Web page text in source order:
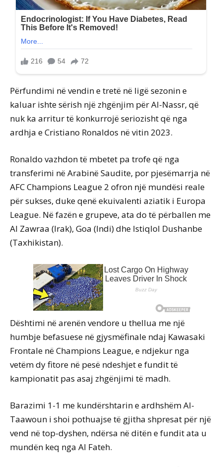
Përfundimi në vendin e tretë në ligë sezonin e
kaluar ishte sërish një zhgënjim për Al-Nassr, që
nuk ka arritur të konkurrojë seriozisht që nga
ardhja e Cristiano Ronaldos në vitin 2023.
Ronaldo vazhdon të mbetet pa trofe që nga
transferimi në Arabinë Saudite, por pjesëmarrja në
AFC Champions League 2 ofron një mundësi reale
për sukses, duke qenë ekuivalenti aziatik i Europa
League. Në fazën e grupeve, ata do të përballen me
Al Zawraa (Irak), Goa (Indi) dhe Istiqlol Dushanbe
(Taxhikistan).
Dështimi në arenën vendore u thellua me një
humbje befasuese në gjysmëfinale ndaj Kawasaki
Frontale në Champions League, e ndjekur nga
vetëm dy fitore në pesë ndeshjet e fundit të
kampionatit pas asaj zhgënjimi të madh.
Barazimi 1-1 me kundërshtarin e ardhshëm Al-
Taawoun i shoi pothuajse të gjitha shpresat për një
vend në top-dyshen, ndërsa në ditën e fundit ata u
mundën keq nga Al Fateh.